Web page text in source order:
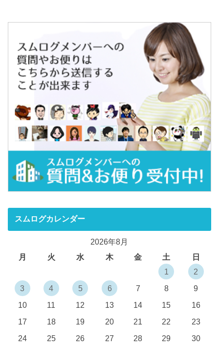
スムログカレンダー
2026年8月
月
火 水 木 金 土
日
1
2
3
4 5 6 7 8
9
10
11 12 13 14 15
16
17
18 19 20 21 22
23
24
25 26 27 28 29
30